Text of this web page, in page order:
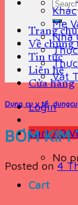
for:
Trang chủ
Về chúng
Tin tức
Liên hệ
Cửa hàng
Login
Cart /0
No
Cart
Khác
Mẹ
Nhà
Vật
Dụng cụ y tế,
BƠM
Posted on 4